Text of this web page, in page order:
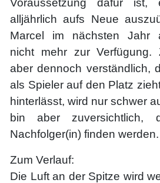
Voraussetzung dafür ist,
alljährlich aufs Neue
Marcel im nächsten Jahr
nicht mehr zur Verfügung.
aber dennoch verständlich,
als Spieler auf den Platz
hinterlässt, wird nur schwer
bin aber zuversichtlich,
Nachfolger(in) finden werden.
Zum Verlauf:
Die Luft an der Spitze wird